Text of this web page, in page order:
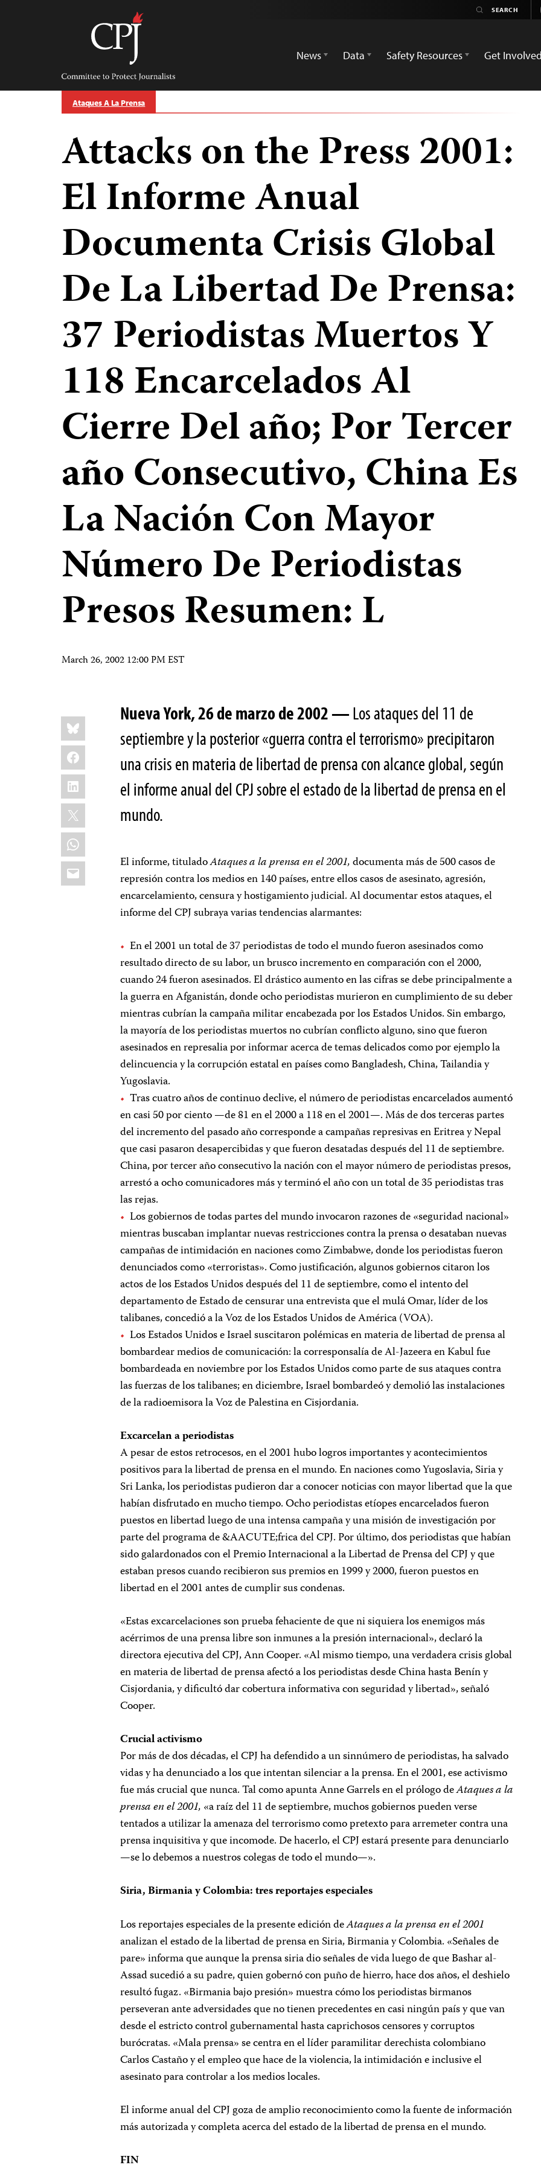
Committee
Protect
Journalists
News
Data Safety Resources Get Involved
Ataques A La Prensa
Attacks on the Press 2001:
El Informe Anual
Documenta Crisis Global
De La Libertad De Prensa:
37 Periodistas Muertos Y
118 Encarcelados Al
Cierre Del año; Por Tercer
año Consecutivo, China Es
La Nación Con Mayor
Número De Periodistas
Presos Resumen: L
March 26, 2002 12:00 PM EST
Share
this:
Bluesky
Facebook
LinkedIn
X
WhatsApp
Email
Nueva York, 26 de marzo de 2002 —Los ataques del 11 de
septiembre y la posterior «guerra contra el terrorismo» precipitaron
una crisis en materia de libertad de prensa con alcance global, según
el informe anual del CPJ sobre el estado de la libertad de prensa en el
mundo.
El informe, tituladoAtaques a la prensa en el 2001,documenta más de 500 casos de
represión contra los medios en 140 países, entre ellos casos de asesinato, agresión,
encarcelamiento, censura y hostigamiento judicial. Al documentar estos ataques, el
informe del CPJ subraya varias tendencias alarmantes:
En el 2001 un total de 37 periodistas de todo el mundo fueron asesinados como
resultado directo de su labor, un brusco incremento en comparación con el 2000,
cuando 24 fueron asesinados. El drástico aumento en las cifras se debe principalmente a
la guerra en Afganistán, donde ocho periodistas murieron en cumplimiento de su deber
mientras cubrían la campaña militar encabezada por los Estados Unidos. Sin embargo,
la mayoría de los periodistas muertos no cubrían conflicto alguno, sino que fueron
asesinados en represalia por informar acerca de temas delicados como por ejemplo la
delincuencia y la corrupción estatal en países como Bangladesh, China, Tailandia y
Yugoslavia.
Tras cuatro años de continuo declive, el número de periodistas encarcelados aumentó
en casi 50 por ciento —de 81 en el 2000 a 118 en el 2001—. Más de dos terceras partes
del incremento del pasado año corresponde a campañas represivas en Eritrea y Nepal
que casi pasaron desapercibidas y que fueron desatadas después del 11 de septiembre.
China, por tercer año consecutivo la nación con el mayor número de periodistas presos,
arrestó a ocho comunicadores más y terminó el año con un total de 35 periodistas tras
las rejas.
Los gobiernos de todas partes del mundo invocaron razones de «seguridad nacional»
mientras buscaban implantar nuevas restricciones contra la prensa o desataban nuevas
campañas de intimidación en naciones como Zimbabwe, donde los periodistas fueron
denunciados como «terroristas». Como justificación, algunos gobiernos citaron los
actos de los Estados Unidos después del 11 de septiembre, como el intento del
departamento de Estado de censurar una entrevista que el mulá Omar, líder de los
talibanes, concedió a la Voz de los Estados Unidos de América (VOA).
Los Estados Unidos e Israel suscitaron polémicas en materia de libertad de prensa al
bombardear medios de comunicación: la corresponsalía de Al-Jazeera en Kabul fue
bombardeada en noviembre por los Estados Unidos como parte de sus ataques contra
las fuerzas de los talibanes; en diciembre, Israel bombardeó y demolió las instalaciones
de la radioemisora la Voz de Palestina en Cisjordania.
Excarcelan a periodistas
A pesar de estos retrocesos, en el 2001 hubo logros importantes y acontecimientos
positivos para la libertad de prensa en el mundo. En naciones como Yugoslavia, Siria y
Sri Lanka, los periodistas pudieron dar a conocer noticias con mayor libertad que la que
habían disfrutado en mucho tiempo. Ocho periodistas etíopes encarcelados fueron
puestos en libertad luego de una intensa campaña y una misión de investigación por
parte del programa de &AACUTE;frica del CPJ. Por último, dos periodistas que habían
sido galardonados con el Premio Internacional a la Libertad de Prensa del CPJ y que
estaban presos cuando recibieron sus premios en 1999 y 2000, fueron puestos en
libertad en el 2001 antes de cumplir sus condenas.
«Estas excarcelaciones son prueba fehaciente de que ni siquiera los enemigos más
acérrimos de una prensa libre son inmunes a la presión internacional», declaró la
directora ejecutiva del CPJ, Ann Cooper. «Al mismo tiempo, una verdadera crisis global
en materia de libertad de prensa afectó a los periodistas desde China hasta Benín y
Cisjordania, y dificultó dar cobertura informativa con seguridad y libertad», señaló
Cooper.
Crucial activismo
Por más de dos décadas, el CPJ ha defendido a un sinnúmero de periodistas, ha salvado
vidas y ha denunciado a los que intentan silenciar a la prensa. En el 2001, ese activismo
fue más crucial que nunca. Tal como apunta Anne Garrels en el prólogo deAtaques a la
prensa en el 2001, «a raíz del 11 de septiembre, muchos gobiernos pueden verse
tentados a utilizar la amenaza del terrorismo como pretexto para arremeter contra una
prensa inquisitiva y que incomode. De hacerlo, el CPJ estará presente para denunciarlo
—se lo debemos a nuestros colegas de todo el mundo—».
Siria, Birmania y Colombia: tres reportajes especiales
Los reportajes especiales de la presente edición deAtaques a la prensa en el 2001
analizan el estado de la libertad de prensa en Siria, Birmania y Colombia. «Señales de
pare» informa que aunque la prensa siria dio señales de vida luego de que Bashar al-
Assad sucedió a su padre, quien gobernó con puño de hierro, hace dos años, el deshielo
resultó fugaz. «Birmania bajo presión» muestra cómo los periodistas birmanos
perseveran ante adversidades que no tienen precedentes en casi ningún país y que van
desde el estricto control gubernamental hasta caprichosos censores y corruptos
burócratas. «Mala prensa» se centra en el líder paramilitar derechista colombiano
Carlos Castaño y el empleo que hace de la violencia, la intimidación e inclusive el
asesinato para controlar a los medios locales.
El informe anual del CPJ goza de amplio reconocimiento como la fuente de información
más autorizada y completa acerca del estado de la libertad de prensa en el mundo.
FIN